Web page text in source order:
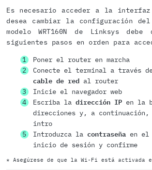
Es necesario acceder a la
desea cambiar la configuración
modelo WRT160N de Linksys
siguientes pasos en orden para
Poner el router en marcha
Conecte el terminal a través
cable de red al router
Inicie el navegador web
Escriba la dirección IPen la
direcciones y, a
intro
Introduzca la contraseñaen el
inicio de sesión y confirme
* Asegúrese de que la Wi-Fi está activada